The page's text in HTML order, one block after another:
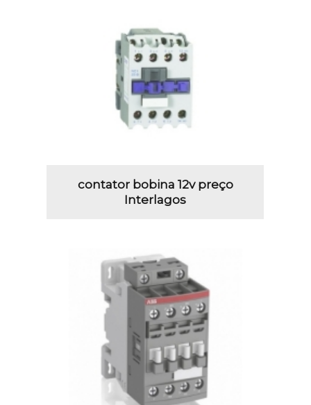
contator bobina 12v preço
Interlagos